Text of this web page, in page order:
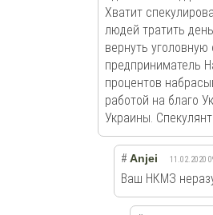
Хватит
людей тратить
вернуть
предприниматель
процентов
работой на благо
Украины.
# Anjei 11.02.2020
Ваш НКМЗ